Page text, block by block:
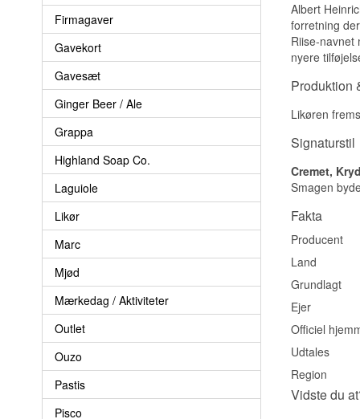
Firmagaver
Gavekort
Gavesæt
Ginger Beer / Ale
Grappa
Highland Soap Co.
Laguiole
Likør
Marc
Mjød
Mærkedag / Aktiviteter
Outlet
Ouzo
Pastis
Pisco
Albert
forretning
Riise-navnet
nyere
Produktion
Likøren
Signaturstil
Cremet,
Smagen
Fakta
Producent
Land
Grundlagt
Ejer
Officiel
Udtales
Region
Vidste du